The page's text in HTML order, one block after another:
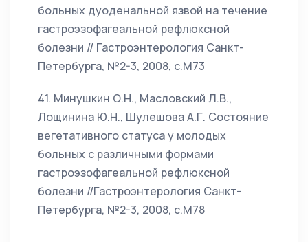
больных дуоденальной язвой на течение
гастроэзофагеальной рефлюксной
болезни // Гастроэнтерология Санкт-
Петербурга, №2-3, 2008, с.М73
41. Минушкин О.Н., Масловский Л.В.,
Лощинина Ю.Н., Шулешова А.Г. Состояние
вегетативного статуса у молодых
больных с различными формами
гастроэзофагеальной рефлюксной
болезни //Гастроэнтерология Санкт-
Петербурга, №2-3, 2008, с.М78